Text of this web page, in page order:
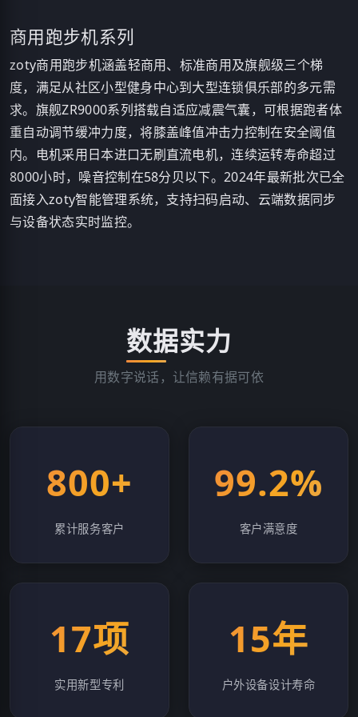
商用跑步机系列
zoty商用跑步机涵盖轻商用、标准商用及旗舰级三个梯
度，满足从社区小型健身中心到大型连锁俱乐部的多元需
求。旗舰ZR9000系列搭载自适应减震气囊，可根据跑者体
重自动调节缓冲力度，将膝盖峰值冲击力控制在安全阈值
内。电机采用日本进口无刷直流电机，连续运转寿命超过
8000小时，噪音控制在58分贝以下。2024年最新批次已全
面接入zoty智能管理系统，支持扫码启动、云端数据同步
与设备状态实时监控。
数据实力
用数字说话，让信赖有据可依
800+
累计服务客户
99.2%
客户满意度
17项
实用新型专利
15年
户外设备设计寿命